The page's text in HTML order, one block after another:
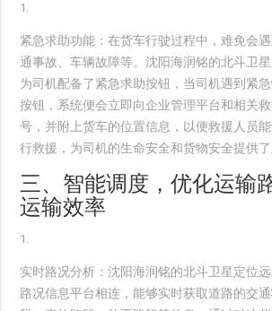
紧急求助功能 ：在货车行驶过程中，难免会
通事故、车辆故障等。沈阳海润铭的北斗卫
为司机配备了紧急求助按钮，当司机遇到紧
按钮，系统便会立即向企业管理平台和相关
号，并附上货车的位置信息，以便救援人员
行救援，为司机的生命安全和货物安全提供了
三、智能调度，优化运输
运输效率
实时路况分析 ：沈阳海润铭的北斗卫星定位
路况信息平台相连，能够实时获取道路的交